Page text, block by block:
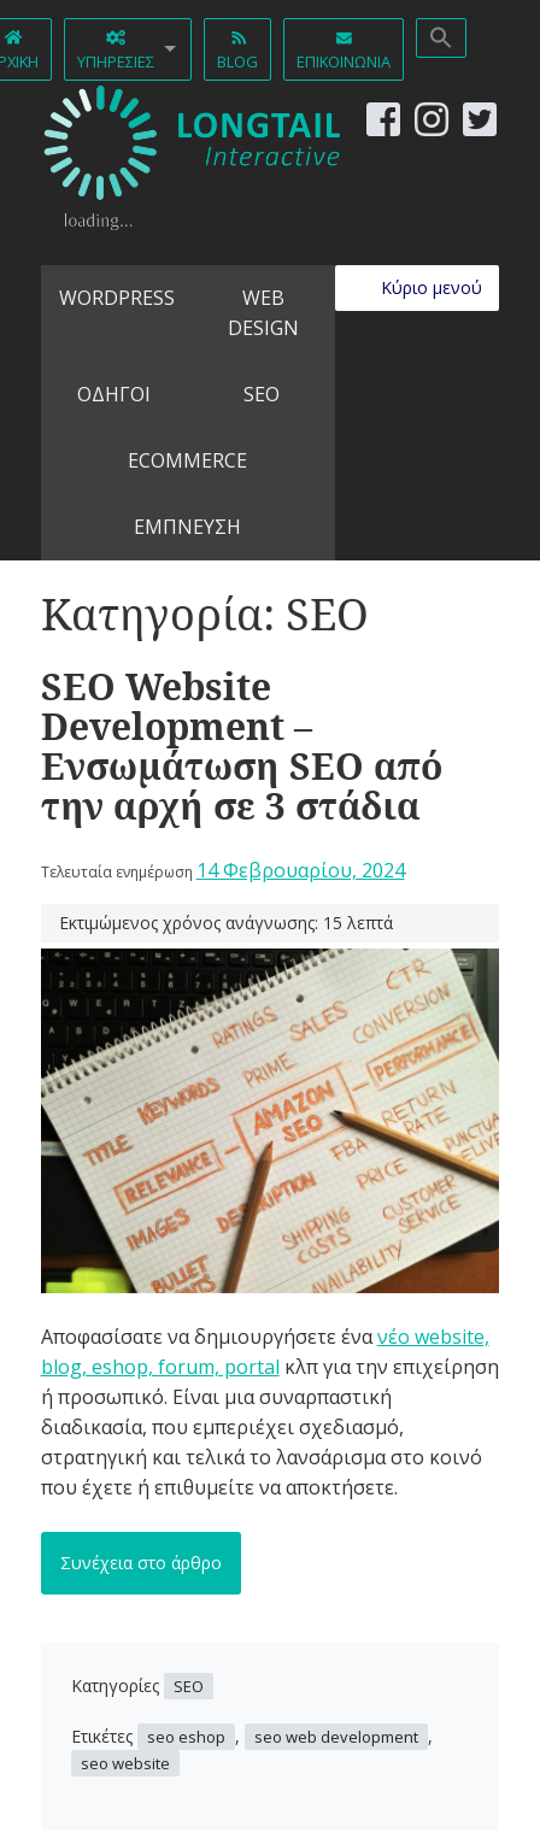
ΥΠΗΡΕΣΊΕΣ BLOG ΕΠΙΚΟΙΝΩΝΊΑ
Κύριο μενού
WORDPRESS
WEB
DESIGN
ΟΔΗΓΟΙ SEO
ECOMMERCE
ΕΜΠΝΕΥΣΗ
Κατηγορία: SEO
SEO Website
Development –
Ενσωμάτωση SEO από
την αρχή σε 3 στάδια
Τελευταία ενημέρωση 14 Φεβρουαρίου, 2024
Εκτιμώμενος χρόνος ανάγνωσης: 15 λεπτά
Αποφασίσατε να δημιουργήσετε ένανέο website,
blog, eshop, forum, portal κλπ για την επιχείρηση
ή προσωπικό. Είναι μια συναρπαστική
διαδικασία, που εμπεριέχει σχεδιασμό,
στρατηγική και τελικά το λανσάρισμα στο κοινό
που έχετε ή επιθυμείτε να αποκτήσετε.
Συνέχεια στο άρθρο
Κατηγορίες SEO
Ετικέτες seo eshop , seo web development ,
seo website